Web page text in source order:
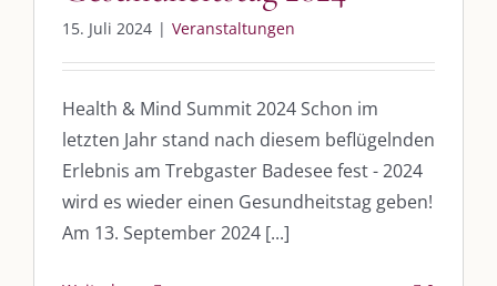
15. Juli 2024 | Veranstaltungen
Health & Mind Summit 2024 Schon im
letzten Jahr stand nach diesem beflügelnden
Erlebnis am Trebgaster Badesee fest - 2024
wird es wieder einen Gesundheitstag geben!
Am 13. September 2024 [...]